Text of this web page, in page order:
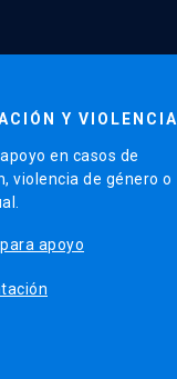
Y VIOLENCIA
en casos de
violencia de género o
apoyo